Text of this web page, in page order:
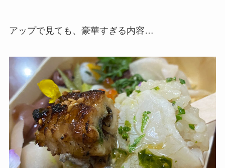
アップで見ても、豪華すぎる内容…